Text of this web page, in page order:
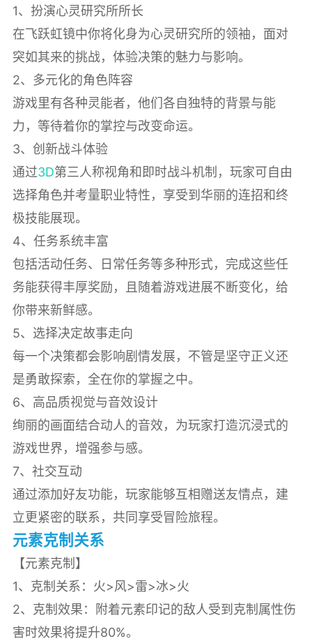
1、扮演心灵研究所所长
在飞跃虹镜中你将化身为心灵研究所的领袖，面对
突如其来的挑战，体验决策的魅力与影响。
2、多元化的角色阵容
游戏里有各种灵能者，他们各自独特的背景与能
力，等待着你的掌控与改变命运。
3、创新战斗体验
通过3D第三人称视角和即时战斗机制，玩家可自由
选择角色并考量职业特性，享受到华丽的连招和终
极技能展现。
4、任务系统丰富
包括活动任务、日常任务等多种形式，完成这些任
务能获得丰厚奖励，且随着游戏进展不断变化，给
你带来新鲜感。
5、选择决定故事走向
每一个决策都会影响剧情发展，不管是坚守正义还
是勇敢探索，全在你的掌握之中。
6、高品质视觉与音效设计
绚丽的画面结合动人的音效，为玩家打造沉浸式的
游戏世界，增强参与感。
7、社交互动
通过添加好友功能，玩家能够互相赠送友情点，建
立更紧密的联系，共同享受冒险旅程。
元素克制关系
【元素克制】
1、克制关系：火>风>雷>冰>火
2、克制效果：附着元素印记的敌人受到克制属性伤
害时效果将提升80%。